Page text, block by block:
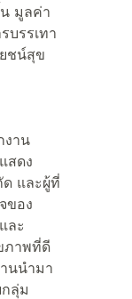
มูลค่า
บรรเทา
ชน์สุข
งาน
สดง
ด และผู้ที่
ของ
ละ
ภาพที่ดี
นนำมา
ลุ่ม